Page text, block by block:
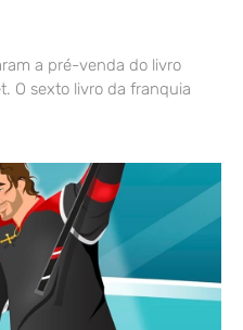
a pré-venda do livro
O sexto livro da franquia